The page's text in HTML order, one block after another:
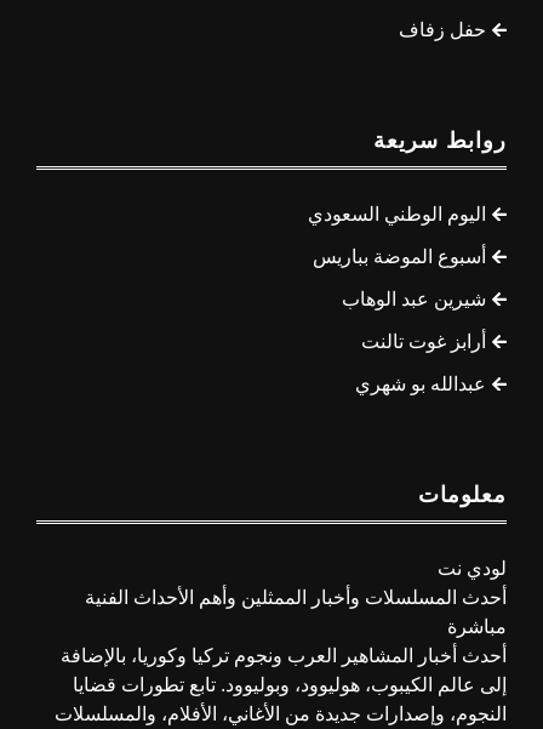
حفل زفاف
روابط سريعة
اليوم الوطني السعودي
أسبوع الموضة بباريس
شيرين عبد الوهاب
أرابز غوت تالنت
عبدالله بو شهري
معلومات
لودي نت
أحدث المسلسلات وأخبار الممثلين وأهم الأحداث الفنية
مباشرة
أحدث أخبار المشاهير العرب ونجوم تركيا وكوريا، بالإضافة
إلى عالم الكيبوب، هوليوود، وبوليوود. تابع تطورات قضايا
النجوم، وإصدارات جديدة من الأغاني، الأفلام، والمسلسلات